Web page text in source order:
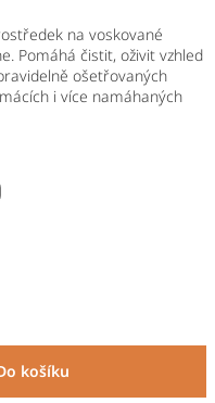
na voskované
Pomáhá čistit, oživit vzhled
ošetřovaných
i více namáhaných
košíku